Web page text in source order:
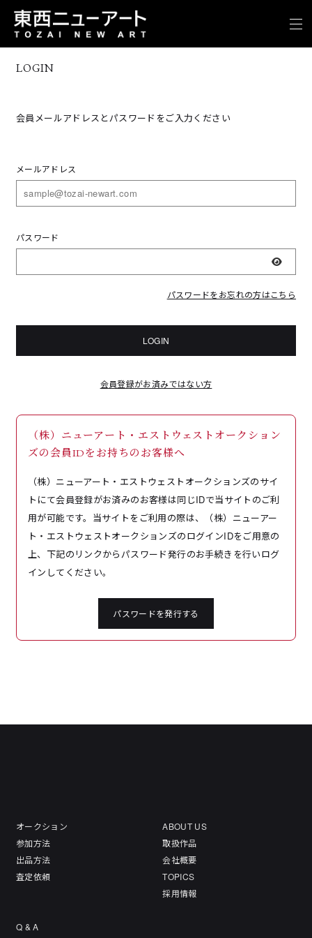
LOGIN
会員メールアドレスとパスワードをご入力ください
メールアドレス
パスワード
表示
パスワードをお忘れの方はこちら
LOGIN
会員登録がお済みではない方
（株）ニューアート・エストウェストオークション
ズの会員IDをお持ちのお客様へ
（株）ニューアート・エストウェストオークションズのサイ
トにて会員登録がお済みのお客様は同じIDで当サイトのご利
用が可能です。当サイトをご利用の際は、（株）ニューアー
ト・エストウェストオークションズのログインIDをご用意の
上、下記のリンクからパスワード発行のお手続きを行いログ
インしてください。
パスワードを発行する
オークション
参加方法
出品方法
査定依頼
ABOUT US
取扱作品
会社概要
TOPICS
採用情報
Q & A